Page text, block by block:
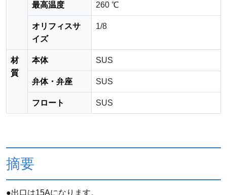
最高温度 260 ℃
オリフィスサ
イズ
1/8
材
質
本体 SUS
弁体・弁座 SUS
フロート SUS
摘要
●出口は15Aになります。